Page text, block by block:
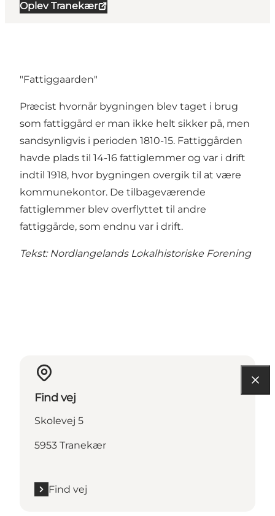
Oplev Tranekær
"Fattiggaarden"
Præcist hvornår bygningen blev taget i brug
som fattiggård er man ikke helt sikker på, men
sandsynligvis i perioden 1810-15. Fattiggården
havde plads til 14-16 fattiglemmer og var i drift
indtil 1918, hvor bygningen overgik til at være
kommunekontor. De tilbageværende
fattiglemmer blev overflyttet til andre
fattiggårde, som endnu var i drift.
Tekst: Nordlangelands Lokalhistoriske Forening
Find vej
Skolevej 5
5953 Tranekær
Find vej